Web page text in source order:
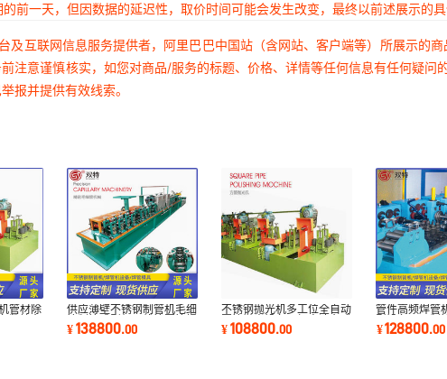
前一天，但因数据的延迟性，取价时间可能会发生改变，最终以前述展示的具
及互联网信息服务提供者，阿里巴巴中国站（含网站、客户端等）所展示
注意谨慎核实，如您对商品/服务的标题、价格、详情等任何信息有任何疑
报并提供有效线索。
管材除
数控台
供应薄壁不锈钢制管机毛细
管制管成型机天线管圆管焊
管机组高精度
¥138800.00
不锈钢抛光机多工位全自动
圆管抛光设备无极变速台式
电动可调速
¥108800.00
管件高频焊管
型设备304制
全自动脉冲
¥128800.00